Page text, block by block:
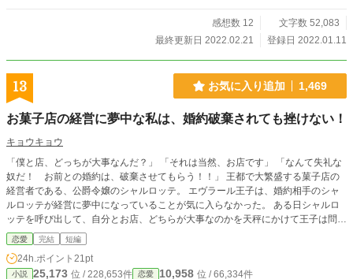
感想数 12
文字数 52,083
最終更新日 2022.02.21
登録日 2022.01.11
13 お気に入り追加 1,469
お菓子店の経営に夢中な私は、婚約破棄されても挫けない！
キョウキョウ
「僕と店、どっちが大事なんだ？」 「それは当然、お店です」 「なんて失礼な
奴だ！ お前との婚約は、破棄させてもらう！！」 王都で大繁盛する菓子店の
経営者である、公爵令嬢のシャルロッテ。 エヴラール王子は、婚約相手のシャ
ルロッテが経営に夢中になっていることが気に入らなかった。 ある日シャルロ
ッテを呼び出して、自分とお店、どちらが大事なのかを天秤にかけて王子は問い
かけた。 彼女の答えを聞いて、エヴラール王子は怒りながら勢い任せでシャル
ロッテに婚約破棄を言い渡す。 それだけでなく、シャルロッテのお店を営業停
止処分にすると宣告した。 婚約者で王族でもある僕のことを最優先に考えて大
切にしろ、と王子は言った。 そんな無茶苦茶な理由で婚約を破棄されたシャル
恋愛 完結 短編
24h.ポイント 21pt
小説 25,173 位 / 228,653件 恋愛 10,958 位 / 66,334件